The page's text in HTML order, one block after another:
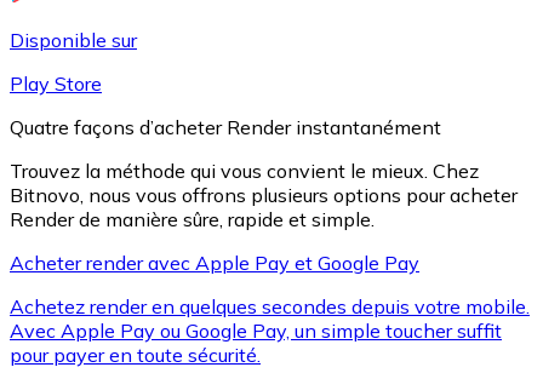
XRP
XRP
Disponible sur
Play Store
Quatre façons d’acheter Render instantanément
Trouvez la méthode qui vous convient le mieux. Chez
Bitnovo, nous vous offrons plusieurs options pour acheter
Render de manière sûre, rapide et simple.
Acheter render avec Apple Pay et Google Pay
Achetez render en quelques secondes depuis votre mobile.
Avec Apple Pay ou Google Pay, un simple toucher suffit
pour payer en toute sécurité.